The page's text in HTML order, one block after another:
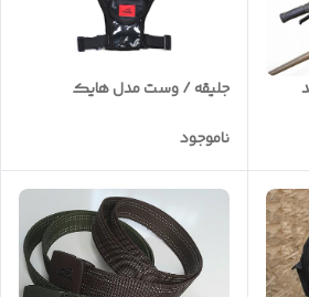
جلیقه / وست مدل هایک
ناموجود